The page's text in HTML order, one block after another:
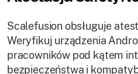
Scalefusion obsługuje
Weryfikuj urządzenia
pracowników pod kątem
bezpieczeństwa i